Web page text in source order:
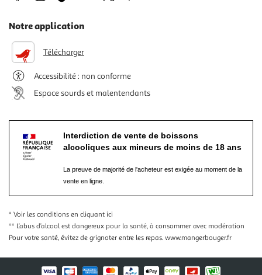
Notre application
Télécharger
Accessibilité : non conforme
Espace sourds et malentendants
Interdiction de vente de boissons
alcooliques aux mineurs de moins de 18 ans
La preuve de majorité de l'acheteur est exigée au moment de la
vente en ligne.
* Voir les conditions en cliquant ici
** L’abus d’alcool est dangereux pour la santé, à consommer avec modération
Pour votre santé, évitez de grignoter entre les repas. www.mangerbouger.fr